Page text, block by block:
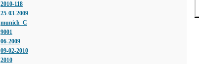
2010-118
25-03-2009
munich_C
9001
06-2009
09-02-2010
2010